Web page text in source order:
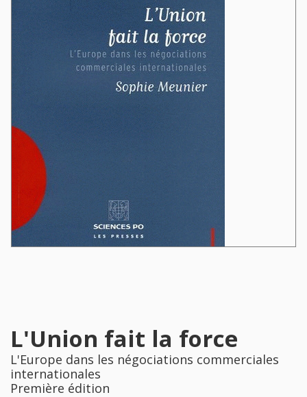
L'Union fait la force
L'Europe dans les négociations commerciales
internationales
Première édition